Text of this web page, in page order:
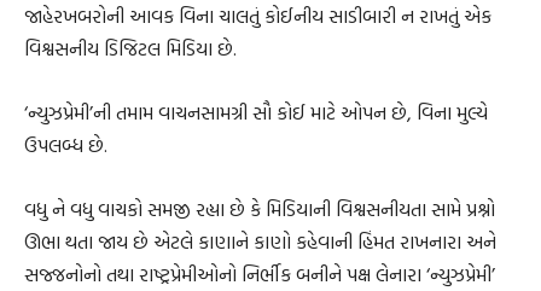
જાહેરખબરોની આવક વિના ચાલતું કોઈનીય સાડીબારી ન રાખતું એક
વિશ્વસનીય ડિજિટલ મિડિયા છે.
‘ન્યુઝપ્રેમી’ની તમામ વાચનસામગ્રી સૌ કોઈ માટે ઓપન છે, વિના મુલ્યે
ઉપલબ્ધ છે.
વધુ ને વધુ વાચકો સમજી રહ્યા છે કે મિડિયાની વિશ્વસનીયતા સામે પ્રશ્નો
ઊભા થતા જાય છે એટલે કાણાને કાણો કહેવાની હિંમત રાખનારા અને
સજ્જનોનો તથા રાષ્ટ્રપ્રેમીઓનો નિર્ભીક બનીને પક્ષ લેનારા ‘ન્યુઝપ્રેમી’